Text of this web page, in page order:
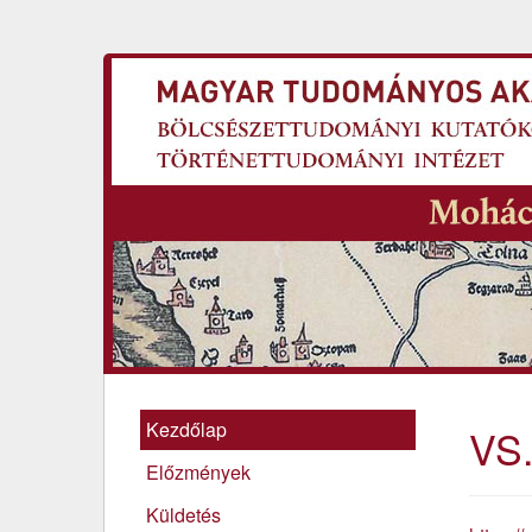
Kezdőlap
Előzmények
Küldetés